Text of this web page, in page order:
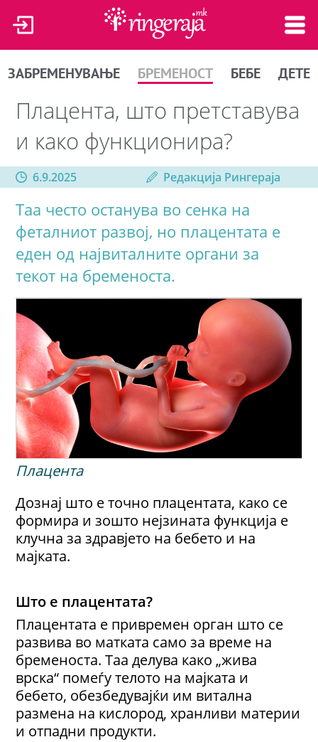
ЗАБРЕМЕНУВАЊЕ БРЕМЕНОСТ БЕБЕ ДЕТЕ
Плацента, што претставува
и како функционира?
6.9.2025 Редакција Рингераја
Таа често останува во сенка на
феталниот развој, но плацентата е
еден од највиталните органи за
текот на бременоста.
Плацента
Дознај што е точно плацентата, како се
формира и зошто нејзината функција е
клучна за здравјето на бебето и на
мајката.
Што е плацентата?
Плацентата е привремен орган што се
развива во матката само за време на
бременоста. Таа делува како „жива
врска“ помеѓу телото на мајката и
бебето, обезбедувајќи им витална
размена на кислород, хранливи материи
и отпадни продукти.